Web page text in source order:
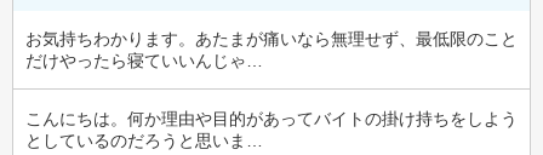
お気持ちわかります。あたまが痛いなら無理せず、最低限のこと
だけやったら寝ていいんじゃ…
こんにちは。何か理由や目的があってバイトの掛け持ちをしよう
としているのだろうと思いま…